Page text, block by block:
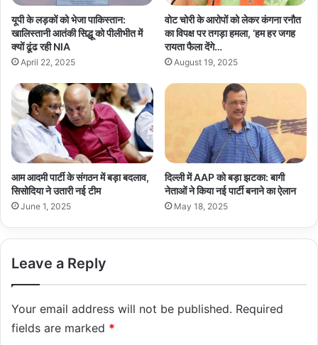
यूपी के लड़कों को भेजा पाकिस्तान:
खालिस्तानी आतंकी सिद्धू को पीलीभीत में
क्यों ढूंढ रही NIA
April 22, 2025
वोट चोरी के आरोपों को लेकर कंगना रनौत
का विपक्ष पर तगड़ा हमला, ‘हम हर जगह
रायता फैला देंगे…
August 19, 2025
आम आदमी पार्टी के संगठन में बड़ा बदलाव,
सिसोदिया ने उतारी नई टीम
June 1, 2025
दिल्ली में AAP को बड़ा झटका: बागी
नेताओं ने किया नई पार्टी बनाने का ऐलान
May 18, 2025
Leave a Reply
Your email address will not be published. Required
fields are marked *